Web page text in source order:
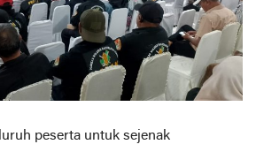
peserta untuk sejenak